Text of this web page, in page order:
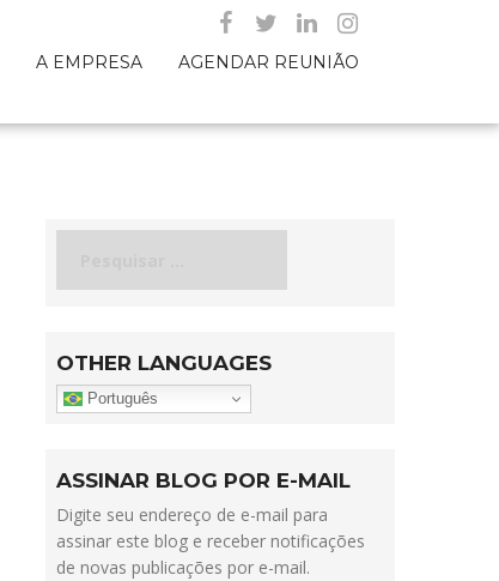
A EMPRESA AGENDAR REUNIÃO
OTHER LANGUAGES
Português
ASSINAR BLOG POR E-MAIL
Digite seu endereço de e-mail para
assinar este blog e receber notificações
de novas publicações por e-mail.